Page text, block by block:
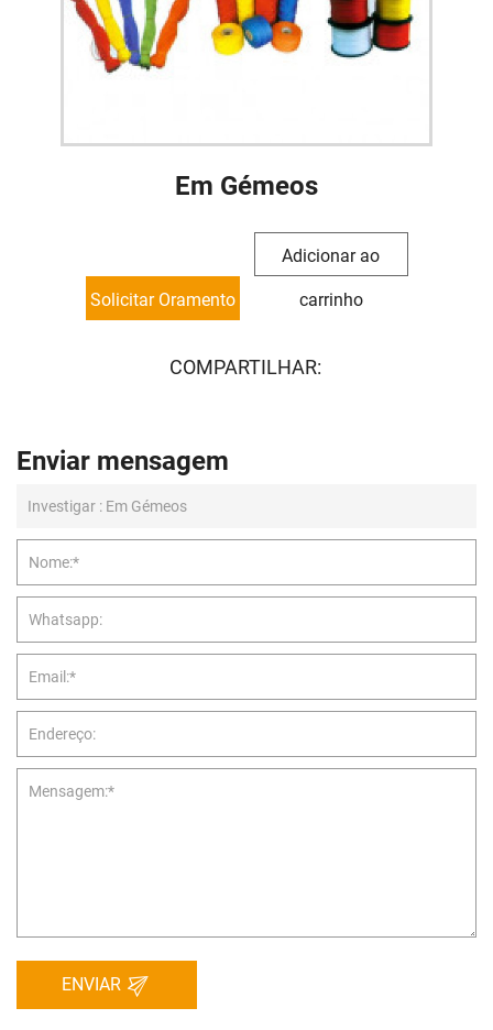
Em Gémeos
Solicitar Oramento
Adicionar ao
carrinho
COMPARTILHAR:
Enviar mensagem
ENVIAR